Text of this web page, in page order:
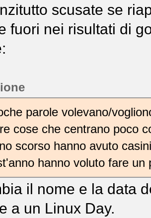
scusate se
fuori nei risultati di
parole volevano/
cose che centrano poco
scorso hanno avuto
hanno voluto fare un
il nome e la data
a un Linux Day.